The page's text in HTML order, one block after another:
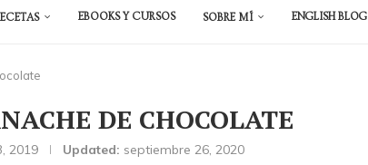
EBOOKS Y CURSOS SOBRE MÍ ENGLISH BLOG
DE CHOCOLATE
2019 Updated: septiembre 26, 2020